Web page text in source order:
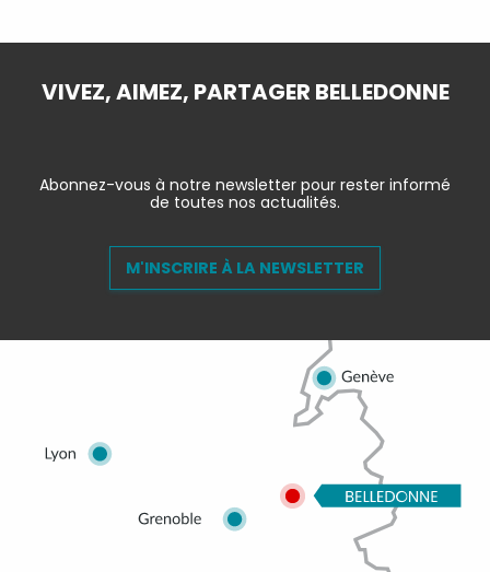
VIVEZ, AIMEZ, PARTAGER BELLEDONNE
Abonnez-vous à notre newsletter pour rester informé
de toutes nos actualités.
M'INSCRIRE À LA NEWSLETTER